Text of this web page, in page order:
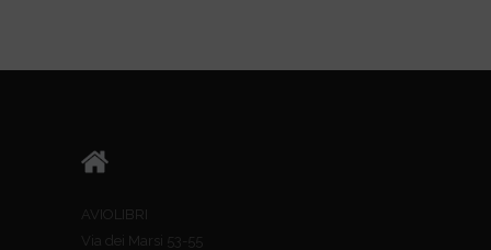
AVIOLIBRI
Via dei Marsi 53-55